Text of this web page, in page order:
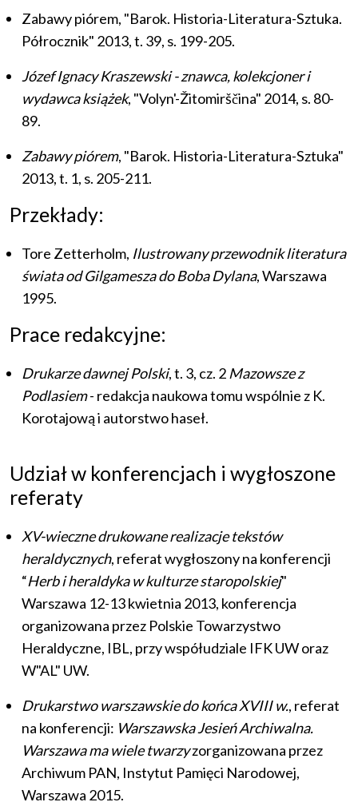
Zabawy piórem, "Barok. Historia-Literatura-Sztuka.
Półrocznik" 2013, t. 39, s. 199-205.
Józef Ignacy Kraszewski - znawca, kolekcjoner i
wydawca książek, "Volyn'-Žitomirščina" 2014, s. 80-
89.
Zabawy piórem, "Barok. Historia-Literatura-Sztuka"
2013, t. 1, s. 205-211.
Przekłady:
Tore Zetterholm, Ilustrowany przewodnik literatura
świata od Gilgamesza do Boba Dylana, Warszawa
1995.
Prace redakcyjne:
Drukarze dawnej Polski, t. 3, cz. 2 Mazowsze z
Podlasiem- redakcja naukowa tomu wspólnie z K.
Korotajową i autorstwo haseł.
Udział w konferencjach i wygłoszone
referaty
XV-wieczne drukowane realizacje tekstów
heraldycznych, referat wygłoszony na konferencji
“Herb i heraldyka w kulturze staropolskiej"
Warszawa 12-13 kwietnia 2013, konferencja
organizowana przez Polskie Towarzystwo
Heraldyczne, IBL, przy współudziale IFK UW oraz
W"AL" UW.
Drukarstwo warszawskie do końca XVIII w., referat
na konferencji: Warszawska Jesień Archiwalna.
Warszawa ma wiele twarzyzorganizowana przez
Archiwum PAN, Instytut Pamięci Narodowej,
Warszawa 2015.